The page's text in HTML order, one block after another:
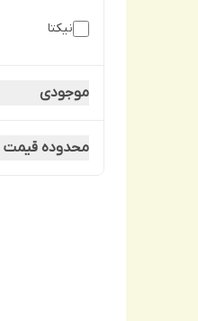
نیکتا
موجودی
محدوده قیمت